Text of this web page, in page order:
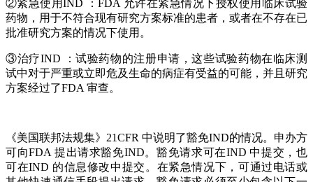
②紧急使用IND ：FDA 允许在紧急情况下授权使用临床试验
药物，用于不符合现有研究方案标准的患者，或者在不存在已
批准研究方案的情况下使用。
③治疗IND ：试验药物的注册申请，这些试验药物在临床测
试中对于严重或立即危及生命的病症有受益的可能，并且研究
方案经过了FDA 审查。
《美国联邦法规集》21CFR 中说明了豁免IND的情况。申办方
可向FDA 提出请求豁免IND。豁免请求可在IND 中提交，也
可在IND 的信息修改中提交。在紧急情况下，可通过电话或